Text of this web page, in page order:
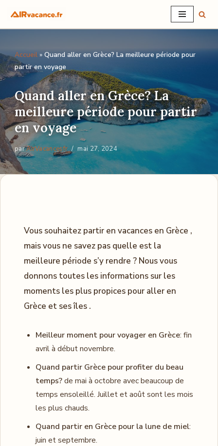
Aller
contenu
Accueil » Quand aller en Grèce? La meilleure période pour
partir en voyage
Quand aller en Grèce? La
meilleure période pour partir
en voyage
parAirVacancesfr mai 27, 2024
Vous souhaitez partir en vacances en Grèce ,
mais vous ne savez pas quelle est la
meilleure période s’y rendre ? Nous vous
donnons toutes les informations sur les
moments les plus propices pour aller en
Grèce et ses îles .
Meilleur moment pour voyager en Grèce: fin
avril à début novembre.
Quand partir Grèce pour profiter du beau
temps?de mai à octobre avec beaucoup de
temps ensoleillé. Juillet et août sont les mois
les plus chauds.
Quand partir en Grèce pour la lune de miel:
juin et septembre.